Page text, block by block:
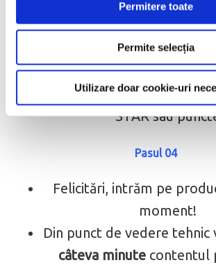
Permitere toate
Permite selecția
Utilizare doar cookie-uri
Daca produsele sunt
format .xls, csv putem să
bulk.
Implementam gratuit
Banca Transilvania, cu
STAR sau
Pasul 04
Felicitări, intrăm pe
moment!
Din punct de vedere tehnic
câteva minutecontentul